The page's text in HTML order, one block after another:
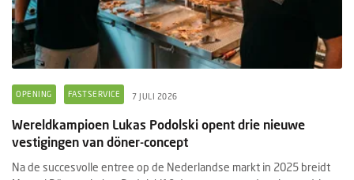
OPENING FASTSERVICE 7 JULI 2026
Wereldkampioen Lukas Podolski opent drie nieuwe
vestigingen van döner-concept
Na de succesvolle entree op de Nederlandse markt in 2025 breidt